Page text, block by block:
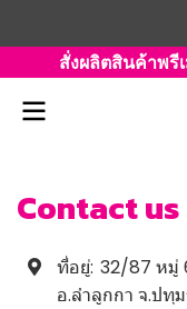
สั่งผลิตสินค้าพรี
Contact us
ที่อยู่: 32/87 หมู่
อ.ลำลูกกา จ.ปทุม